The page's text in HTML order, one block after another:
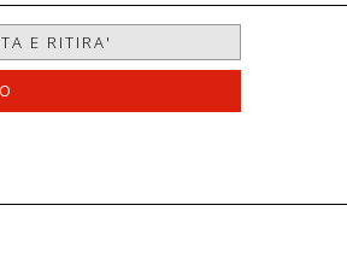
E RITIRA'